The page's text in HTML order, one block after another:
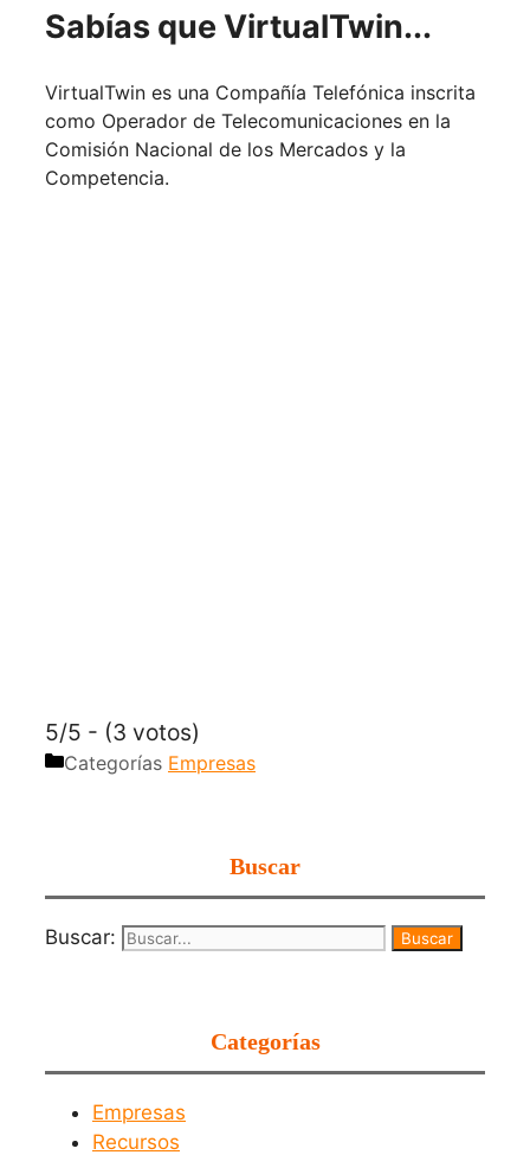
Sabías que VirtualTwin...
VirtualTwin es una Compañía Telefónica inscrita
como Operador de Telecomunicaciones en la
Comisión Nacional de los Mercados y la
Competencia.
5/5 - (3 votos)
Categorías Empresas
Buscar
Buscar:
Categorías
Empresas
Recursos